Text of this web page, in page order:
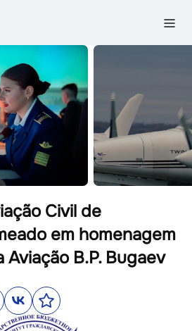
Civil de
em homenagem
Aviação B.P. Bugaev